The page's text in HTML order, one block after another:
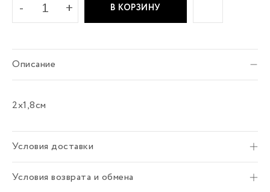
В КОРЗИНУ
Описание
2х1,8см
Условия доставки
Условия возврата и обмена